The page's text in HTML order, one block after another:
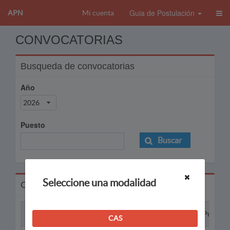
APN Mi cuenta Guia de Postulación
CONVOCATORIAS
Busqueda de convocatorias
Año
2026
Puesto
Buscar
Convocatorias
Puesto
Seleccione una modalidad
CAS